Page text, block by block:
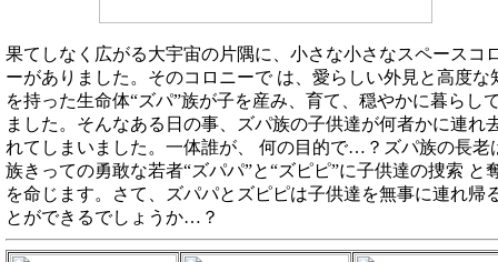
果てしなく広がる大宇宙の片隅に、小さな小さなスペースコ
ーがありました。そのコロニーで は、愛らしい外見と高度な
を持った生命体“ズパ”族が子を産み、育て、穏やかに暮らし
ました。そんなある日の事、ズパ族の子供達が何者かに連れ
れてしまいました。一体誰が、 何の目的で…？ズパ族の長老
族きっての勇敢な若者“ズパパ”と“ズピピ”に子供達の捜索 と
を命じます。さて、ズパパとズピピは子供達を無事に連れ帰
とができるでしょうか…？